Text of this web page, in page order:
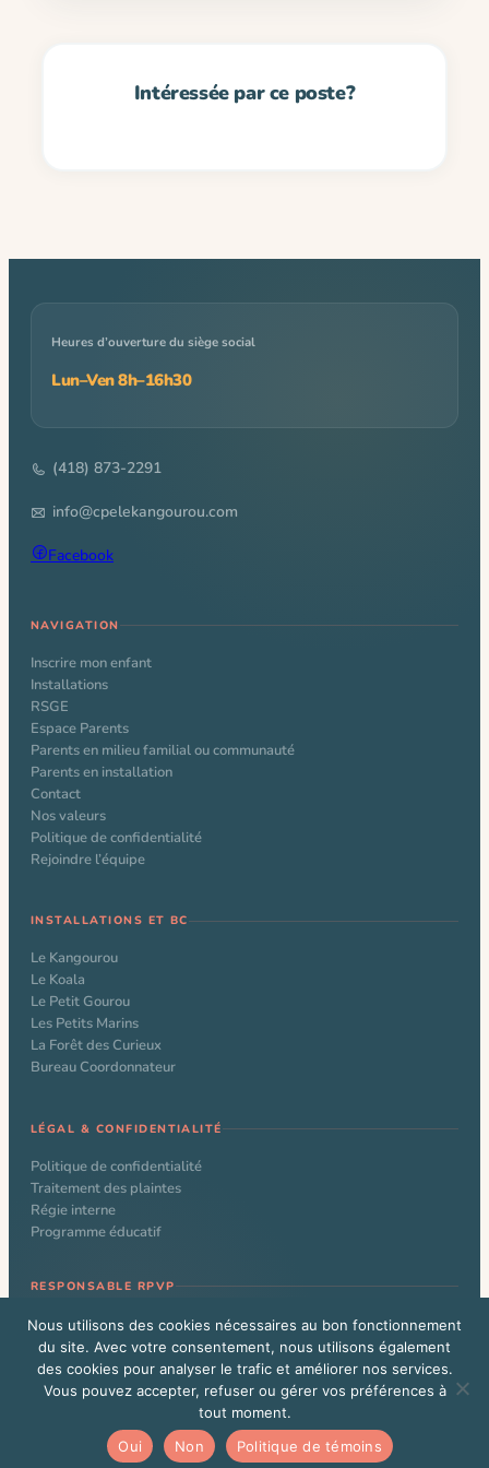
Heures d’ouverture du siège social
Lun–Ven 8h–16h30
(418) 873-2291
info@cpelekangourou.com
Facebook
NAVIGATION
Inscrire mon enfant
Installations
RSGE
Espace Parents
Parents en milieu familial ou communauté
Parents en installation
Contact
Nos valeurs
Politique de confidentialité
Rejoindre l’équipe
INSTALLATIONS ET BC
Le Kangourou
Le Koala
Le Petit Gourou
Les Petits Marins
La Forêt des Curieux
Bureau Coordonnateur
LÉGAL & CONFIDENTIALITÉ
Politique de confidentialité
Traitement des plaintes
Régie interne
Programme éducatif
RESPONSABLE RPVP
© 2026 CPE Le Kangourou. Tous droits réservés. Site web conçu par
Alexandre Beauchamp
Vous êtes un administrateur WordPress?Cliquez ici
Nous utilisons des cookies nécessaires au bon fonctionnement
du site. Avec votre consentement, nous utilisons également
des cookies pour analyser le trafic et améliorer nos services.
Vous pouvez accepter, refuser ou gérer vos préférences à
tout moment.
Oui
Non Politique de témoins